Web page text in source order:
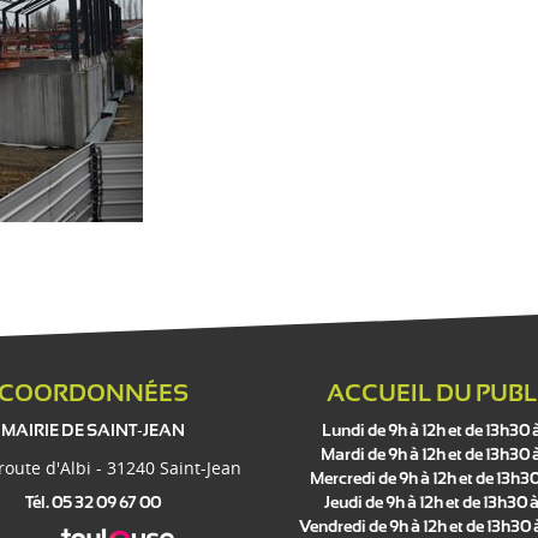
MAIRIE DE SAINT-JEAN
d'Albi - 31240 Saint-Jean
Tél. 05 32 09 67 00
ACCUEIL DU
Lundi de 9h à 12h et de 13h30
Mardi de 9h à 12h et de 13h30
Mercredi de 9h à 12h et de
Jeudi de 9h à 12h et de 13h30
Vendredi de 9h à 12h et de 13h30